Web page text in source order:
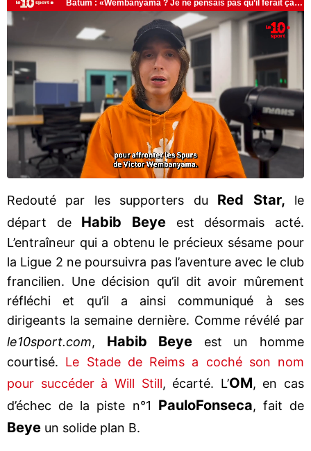
Redouté par les supporters du Red Star, le
départ de Habib Beye est désormais acté.
L’entraîneur qui a obtenu le précieux sésame pour
la Ligue 2 ne poursuivra pas l’aventure avec le club
francilien. Une décision qu’il dit avoir mûrement
réfléchi et qu’il a ainsi communiqué à ses
dirigeants la semaine dernière. Comme révélé par
le10sport.com, Habib Beye est un homme
courtisé. Le Stade de Reims a coché son nom
pour succéder à Will Still, écarté. L’OM, en cas
d’échec de la piste n°1 PauloFonseca, fait de
Beye un solide plan B.